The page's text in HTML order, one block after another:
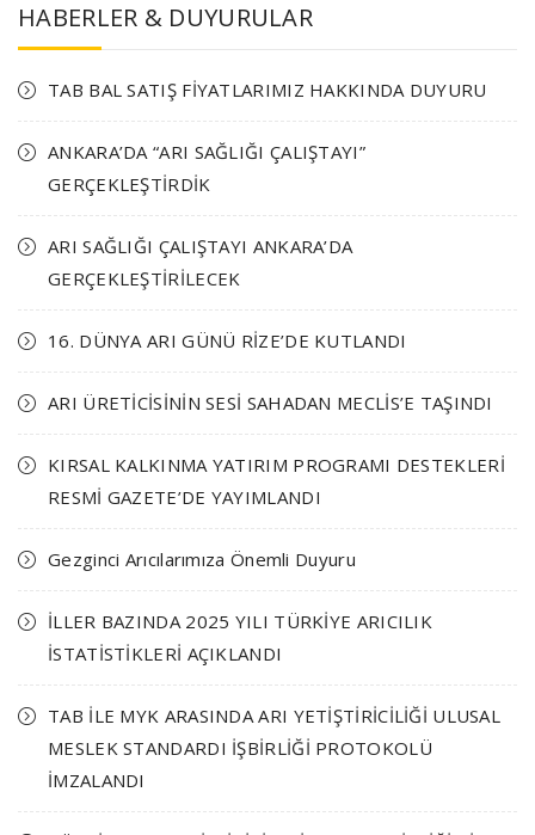
HABERLER & DUYURULAR
TAB BAL SATIŞ FİYATLARIMIZ HAKKINDA DUYURU
ANKARA’DA “ARI SAĞLIĞI ÇALIŞTAYI”
GERÇEKLEŞTİRDİK
ARI SAĞLIĞI ÇALIŞTAYI ANKARA’DA
GERÇEKLEŞTİRİLECEK
16. DÜNYA ARI GÜNÜ RİZE’DE KUTLANDI
ARI ÜRETİCİSİNİN SESİ SAHADAN MECLİS’E TAŞINDI
KIRSAL KALKINMA YATIRIM PROGRAMI DESTEKLERİ
RESMİ GAZETE’DE YAYIMLANDI
Gezginci Arıcılarımıza Önemli Duyuru
İLLER BAZINDA 2025 YILI TÜRKİYE ARICILIK
İSTATİSTİKLERİ AÇIKLANDI
TAB İLE MYK ARASINDA ARI YETİŞTİRİCİLİĞİ ULUSAL
MESLEK STANDARDI İŞBİRLİĞİ PROTOKOLÜ
İMZALANDI